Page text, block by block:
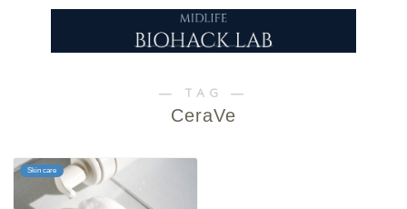
― TAG ―
CeraVe
Skin care